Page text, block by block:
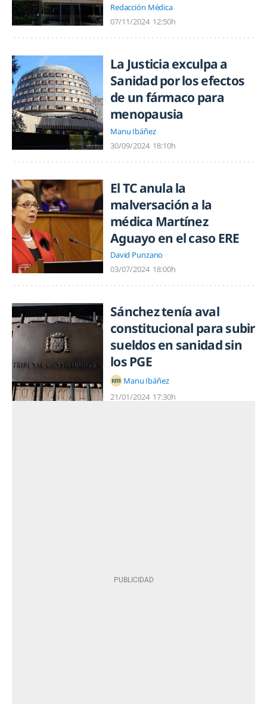
Redacción Médica
07/11/2024 12:50h
La Justicia exculpa a
Sanidad por los efectos
de un fármaco para
menopausia
Manu Ibáñez
30/09/2024 18:10h
El TC anula la
malversación a la
médica Martínez
Aguayo en el caso ERE
David Punzano
03/07/2024 18:00h
Sánchez tenía aval
constitucional para subir
sueldos en sanidad sin
los PGE
Manu Ibáñez
21/01/2024 17:30h